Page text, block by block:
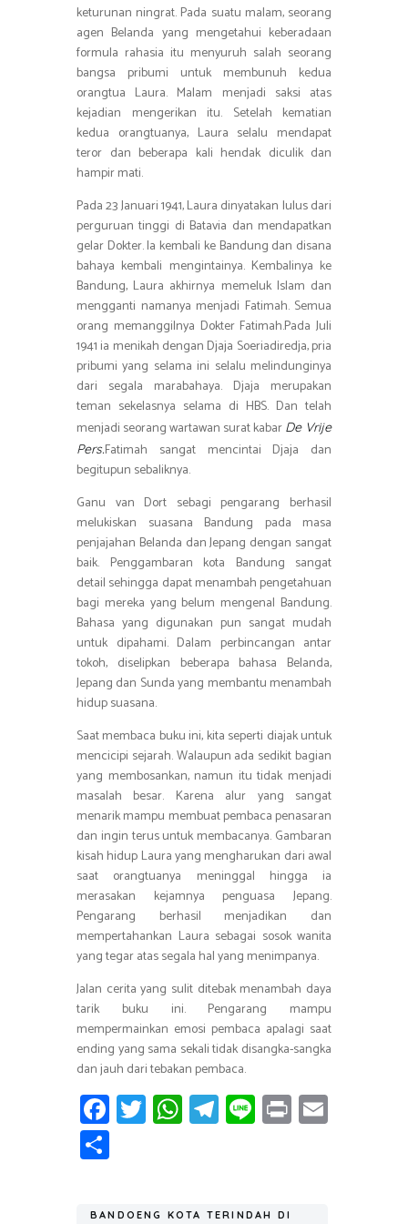
keturunan ningrat. Pada suatu malam, seorang
agen Belanda yang mengetahui keberadaan
formula rahasia itu menyuruh salah seorang
bangsa pribumi untuk membunuh kedua
orangtua Laura. Malam menjadi saksi atas
kejadian mengerikan itu. Setelah kematian
kedua orangtuanya, Laura selalu mendapat
teror dan beberapa kali hendak diculik dan
hampir mati.
Pada 23 Januari 1941, Laura dinyatakan lulus dari
perguruan tinggi di Batavia dan mendapatkan
gelar Dokter. Ia kembali ke Bandung dan disana
bahaya kembali mengintainya. Kembalinya ke
Bandung, Laura akhirnya memeluk Islam dan
mengganti namanya menjadi Fatimah. Semua
orang memanggilnya Dokter Fatimah.Pada Juli
1941 ia menikah dengan Djaja Soeriadiredja, pria
pribumi yang selama ini selalu melindunginya
dari segala marabahaya. Djaja merupakan
teman sekelasnya selama di HBS. Dan telah
menjadi seorang wartawan surat kabar De Vrije
Pers.Fatimah sangat mencintai Djaja dan
begitupun sebaliknya.
Ganu van Dort sebagi pengarang berhasil
melukiskan suasana Bandung pada masa
penjajahan Belanda dan Jepang dengan sangat
baik. Penggambaran kota Bandung sangat
detail sehingga dapat menambah pengetahuan
bagi mereka yang belum mengenal Bandung.
Bahasa yang digunakan pun sangat mudah
untuk dipahami. Dalam perbincangan antar
tokoh, diselipkan beberapa bahasa Belanda,
Jepang dan Sunda yang membantu menambah
hidup suasana.
Saat membaca buku ini, kita seperti diajak untuk
mencicipi sejarah. Walaupun ada sedikit bagian
yang membosankan, namun itu tidak menjadi
masalah besar. Karena alur yang sangat
menarik mampu membuat pembaca penasaran
dan ingin terus untuk membacanya. Gambaran
kisah hidup Laura yang mengharukan dari awal
saat orangtuanya meninggal hingga ia
merasakan kejamnya penguasa Jepang.
Pengarang berhasil menjadikan dan
mempertahankan Laura sebagai sosok wanita
yang tegar atas segala hal yang menimpanya.
Jalan cerita yang sulit ditebak menambah daya
tarik buku ini. Pengarang mampu
mempermainkan emosi pembaca apalagi saat
ending yang sama sekali tidak disangka-sangka
dan jauh dari tebakan pembaca.
Fa
ce
T
wi
W
h
T
el
Li
n
Pr
in
ar
BANDOENG KOTA TERINDAH DI